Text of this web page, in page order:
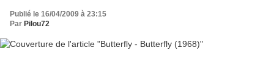
Publié le 16/04/2009 à 23:15
Par Pilou72